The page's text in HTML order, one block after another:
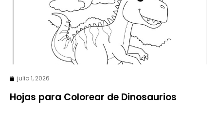
julio 1, 2026
Hojas para Colorear de Dinosaurios